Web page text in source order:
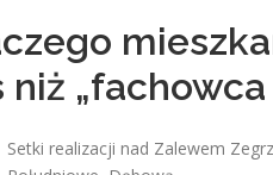
niż „fachowca
Setki realizacji nad Zalewem